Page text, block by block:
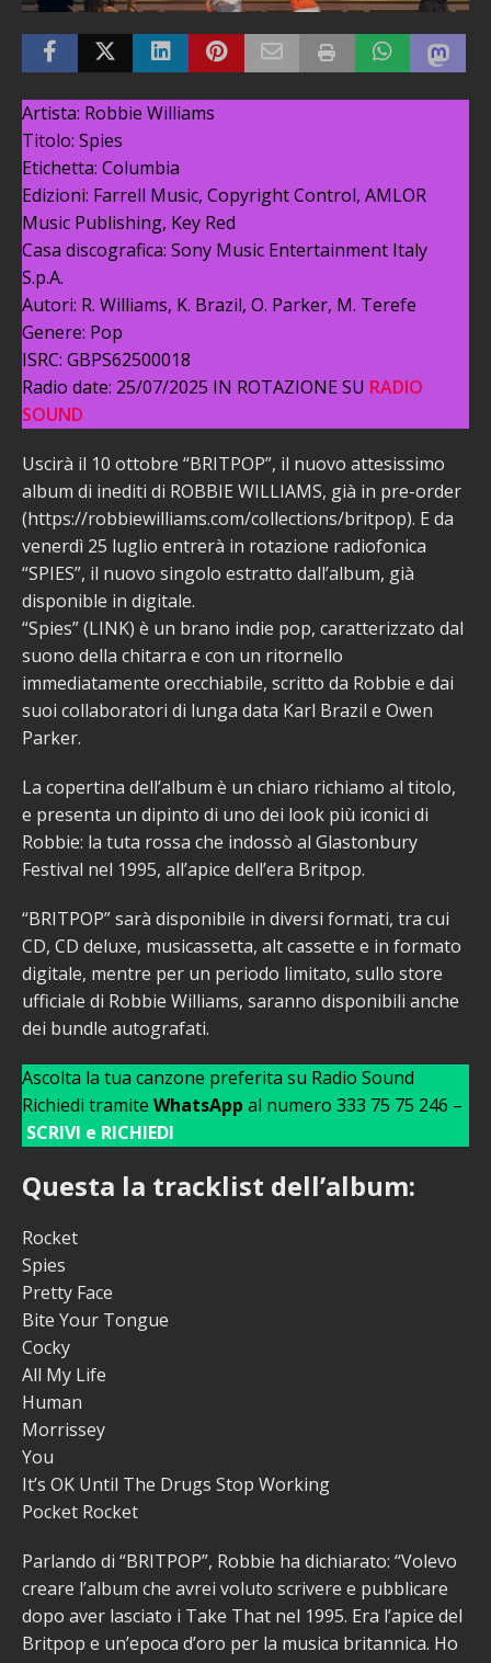
Artista: Robbie Williams
Titolo: Spies
Etichetta: Columbia
Edizioni: Farrell Music, Copyright Control, AMLOR
Music Publishing, Key Red
Casa discografica: Sony Music Entertainment Italy
S.p.A.
Autori: R. Williams, K. Brazil, O. Parker, M. Terefe
Genere: Pop
ISRC: GBPS62500018
Radio date: 25/07/2025 IN ROTAZIONE SU RADIO
SOUND
Uscirà il 10 ottobre “BRITPOP”, il nuovo attesissimo
album di inediti di ROBBIE WILLIAMS, già in pre-order
(https://robbiewilliams.com/collections/britpop). E da
venerdì 25 luglio entrerà in rotazione radiofonica
“SPIES”, il nuovo singolo estratto dall’album, già
disponible in digitale.
“Spies” (LINK) è un brano indie pop, caratterizzato dal
suono della chitarra e con un ritornello
immediatamente orecchiabile, scritto da Robbie e dai
suoi collaboratori di lunga data Karl Brazil e Owen
Parker.
La copertina dell’album è un chiaro richiamo al titolo,
e presenta un dipinto di uno dei look più iconici di
Robbie: la tuta rossa che indossò al Glastonbury
Festival nel 1995, all’apice dell’era Britpop.
“BRITPOP” sarà disponibile in diversi formati, tra cui
CD, CD deluxe, musicassetta, alt cassette e in formato
digitale, mentre per un periodo limitato, sullo store
ufficiale di Robbie Williams, saranno disponibili anche
dei bundle autografati.
Ascolta la tua canzone preferita su Radio Sound
Richiedi tramite WhatsApp al numero 333 75 75 246 –
SCRIVI e RICHIEDI
Questa la tracklist dell’album:
Rocket
Spies
Pretty Face
Bite Your Tongue
Cocky
All My Life
Human
Morrissey
You
It’s OK Until The Drugs Stop Working
Pocket Rocket
Parlando di “BRITPOP”, Robbie ha dichiarato: “Volevo
creare l’album che avrei voluto scrivere e pubblicare
dopo aver lasciato i Take That nel 1995. Era l’apice del
Britpop e un’epoca d’oro per la musica britannica. Ho